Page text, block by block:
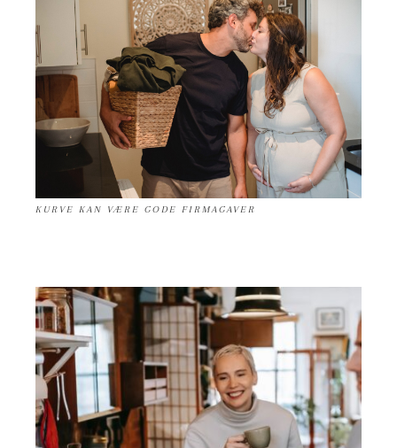
KURVE KAN VÆRE GODE FIRMAGAVER